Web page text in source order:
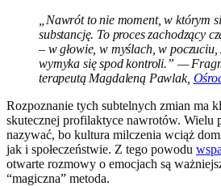
„Nawrót to nie moment, w którym
substancję. To proces zachodzący
– w głowie, w myślach, w poczuciu,
wymyka się spod kontroli.” —
terapeutą Magdaleną Pawlak,
Rozpoznanie tych subtelnych zmian ma
skutecznej profilaktyce nawrotów. Wielu
nazywać, bo kultura milczenia wciąż
jak i społeczeństwie. Z tego powodu
otwarte rozmowy o emocjach są
“magiczna” metoda.